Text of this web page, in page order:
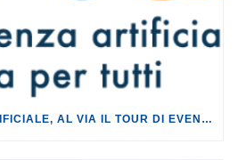
INTELLIGENZA ARTIFICIALE, AL VIA IL TOUR DI EVENTI DEL PROGETTO TU CHE NE SAI?